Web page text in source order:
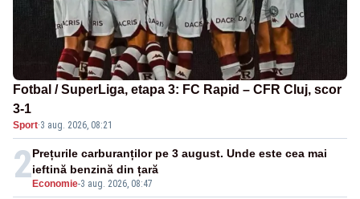
Fotbal / SuperLiga, etapa 3: FC Rapid – CFR Cluj, scor
3-1
Sport·3 aug. 2026, 08:21
2 Economie-3 aug. 2026, 08:47
Prețurile carburanților pe 3 august. Unde este cea mai
ieftină benzină din țară